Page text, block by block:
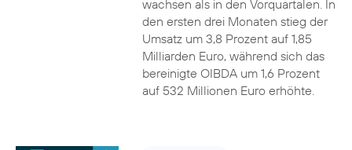
wachsen als in den Vorquartalen. In
den ersten drei Monaten stieg der
Umsatz um 3,8 Prozent auf 1,85
Milliarden Euro, während sich das
bereinigte OIBDA um 1,6 Prozent
auf 532 Millionen Euro erhöhte.